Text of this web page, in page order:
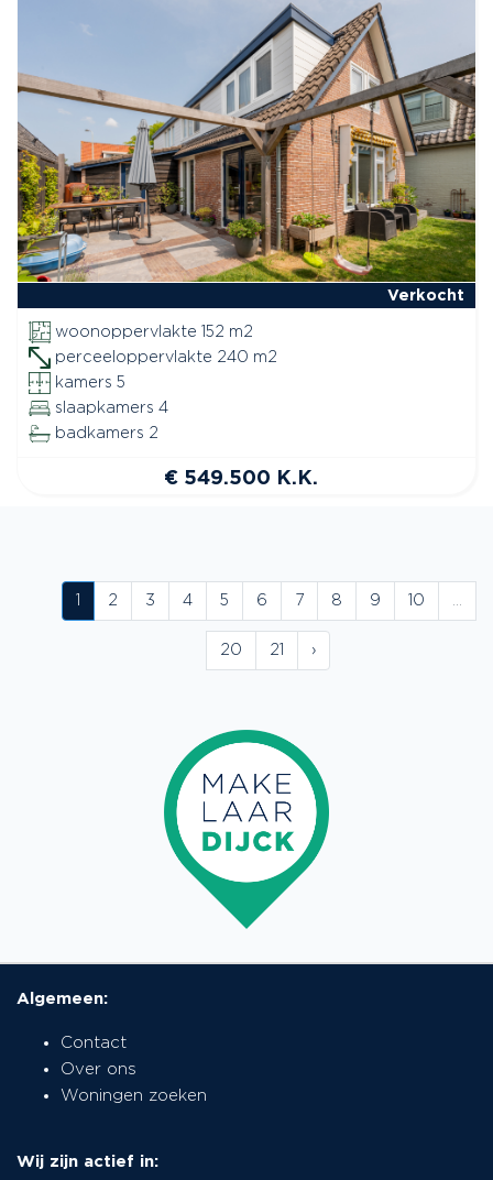
Verkocht
woonoppervlakte 152 m2
perceeloppervlakte 240 m2
kamers 5
slaapkamers 4
badkamers 2
€ 549.500 K.K.
1 2 3 4 5 6 7 8 9 10
20 21 ›
Algemeen:
Contact
Over ons
Woningen zoeken
Wij zijn actief in: